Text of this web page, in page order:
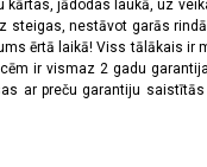
jādodas laukā, uz
nestāvot garās
ērtā laikā! Viss tālākais ir
ir vismaz 2 gadu
ar preču garantiju